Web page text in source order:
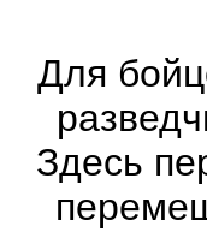
Для
Здесь